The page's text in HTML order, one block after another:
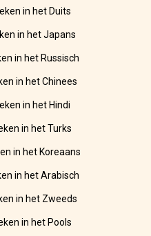
in het Duits
in het Japans
in het Russisch
in het Chinees
in het Hindi
in het Turks
in het Koreaans
in het Arabisch
in het Zweeds
in het Pools